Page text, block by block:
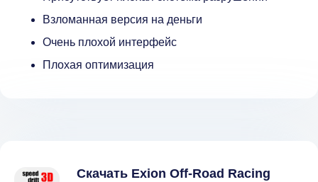
Взломанная версия на деньги
Очень плохой интерфейс
Плохая оптимизация
Скачать Exion Off-Road Racing